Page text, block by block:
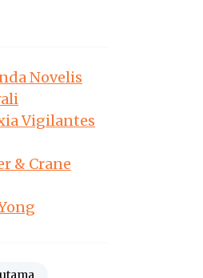
Novelis
Vigilantes
& Crane